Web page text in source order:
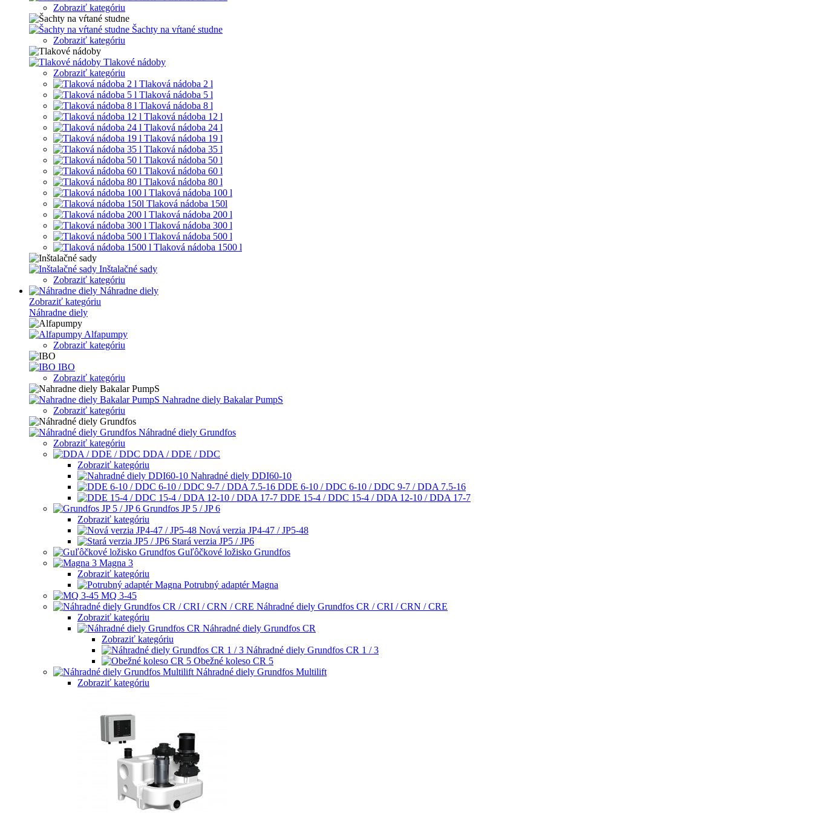
Zobraziť kategóriu
Šachty na vŕtané studne
Zobraziť kategóriu
Tlakové nádoby
Zobraziť kategóriu
Tlaková nádoba 2 l
Tlaková nádoba 5 l
Tlaková nádoba 8 l
Tlaková nádoba 12 l
Tlaková nádoba 24 l
Tlaková nádoba 19 l
Tlaková nádoba 35 l
Tlaková nádoba 50 l
Tlaková nádoba 60 l
Tlaková nádoba 80 l
Tlaková nádoba 100 l
Tlaková nádoba 150l
Tlaková nádoba 200 l
Tlaková nádoba 300 l
Tlaková nádoba 500 l
Tlaková nádoba 1500 l
Inštalačné sady
Zobraziť kategóriu
Náhradne diely
Zobraziť kategóriu
Náhradne diely
Alfapumpy
Zobraziť kategóriu
IBO
Zobraziť kategóriu
Nahradne diely Bakalar PumpS
Zobraziť kategóriu
Náhradné diely Grundfos
Zobraziť kategóriu
DDA / DDE / DDC
Zobraziť kategóriu
Nahradné diely DDI60-10
DDE 6-10 / DDC 6-10 / DDC 9-7 / DDA 7.5-16
DDE 15-4 / DDC 15-4 / DDA 12-10 / DDA 17-7
Grundfos JP 5 / JP 6
Zobraziť kategóriu
Nová verzia JP4-47 / JP5-48
Stará verzia JP5 / JP6
Guľôčkové ložisko Grundfos
Magna 3
Zobraziť kategóriu
Potrubný adaptér Magna
MQ 3-45
Náhradné diely Grundfos CR / CRI / CRN / CRE
Zobraziť kategóriu
Náhradné diely Grundfos CR
Zobraziť kategóriu
Náhradné diely Grundfos CR 1 / 3
Obežné koleso CR 5
Náhradné diely Grundfos Multilift
Zobraziť kategóriu